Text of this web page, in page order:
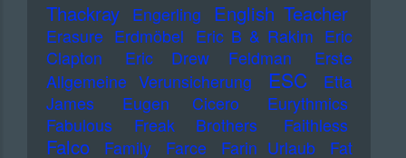
Thackray
Engerling English Teacher
Erasure Erdmöbel Eric B & Rakim Eric
Clapton
Eric Drew Feldman
Erste
Allgemeine Verunsicherung
ESC
Etta
James
Eugen Cicero
Eurythmics
Fabulous Freak Brothers
Faithless
Falco Family Farce Farin Urlaub
Fat